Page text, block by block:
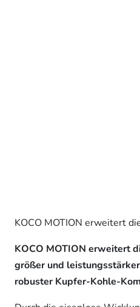
KOCO MOTION erweitert
KOCO MOTION erweitert
größer und
robuster Kupfer-Kohle-